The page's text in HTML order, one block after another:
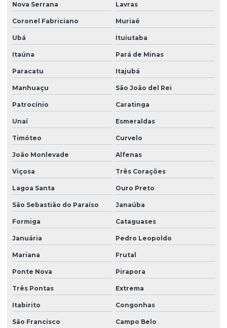
Peças de reposição para pontes rolantes
Peças sobressalentes multimarcas
Peças sobressalentes para pontes rolantes
Peças para talha elétrica
Ponte rolante fabricante
Pontes rolante swf
Pontes rolante e talhas para ambientes perigosos
Projetos especiais em pontes rolantes
Projetos especiais em talhas elétricas
Radio controle para ponte rolante
Reforma de caminho de rolamento
Reforma de ponte rolante em am
Reforma de ponte rolante em pr
Reforma de ponte rolante em rs
Reforma de ponte rolante em sc
Reforma de ponte rolante em sp
Nova Serrana Lavras
Coronel Fabriciano Muriaé
Ubá Ituiutaba
Itaúna Pará de Minas
Paracatu Itajubá
Manhuaçu São João del Rei
Patrocínio Caratinga
Unaí Esmeraldas
Timóteo Curvelo
João Monlevade Alfenas
Viçosa Três Corações
Lagoa Santa Ouro Preto
São Sebastião do Paraíso Janaúba
Formiga Cataguases
Januária Pedro Leopoldo
Mariana Frutal
Ponte Nova Pirapora
Três Pontas Extrema
Itabirito Congonhas
São Francisco Campo Belo